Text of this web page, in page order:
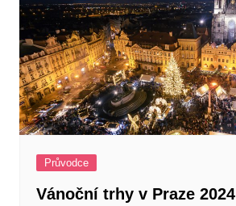
Průvodce
Vánoční trhy v Praze 2024